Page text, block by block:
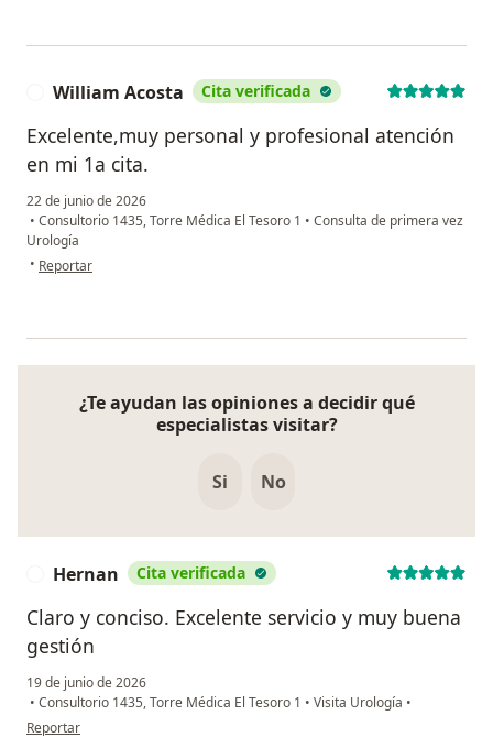
William Acosta Cita verificada
Excelente,muy personal y profesional atención
en mi 1a cita.
22 de junio de 2026
• Consultorio 1435, Torre Médica El Tesoro 1 • Consulta de primera vez
Urología
• en opinión del usuario William Acosta
Reportar
¿Te ayudan las opiniones a decidir qué
especialistas visitar?
Si No
Hernan Cita verificada
Claro y conciso. Excelente servicio y muy buena
gestión
19 de junio de 2026
• Consultorio 1435, Torre Médica El Tesoro 1 • Visita Urología •
en opinión del usuario Hernan
Reportar